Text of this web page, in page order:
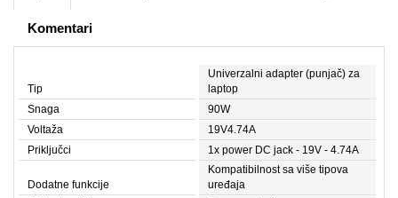
Komentari
Tip
Univerzalni adapter (punjač) za
laptop
Snaga
90W
Voltaža
19V4.74A
Priključci
1x power DC jack - 19V - 4.74A
Dodatne funkcije
Kompatibilnost sa više tipova
uređaja